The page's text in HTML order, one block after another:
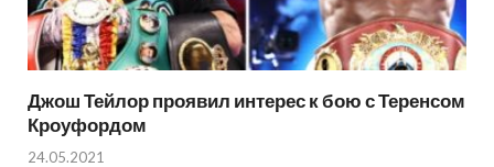
Джош Тейлор проявил интерес к бою с Теренсом
Кроуфордом
24.05.2021